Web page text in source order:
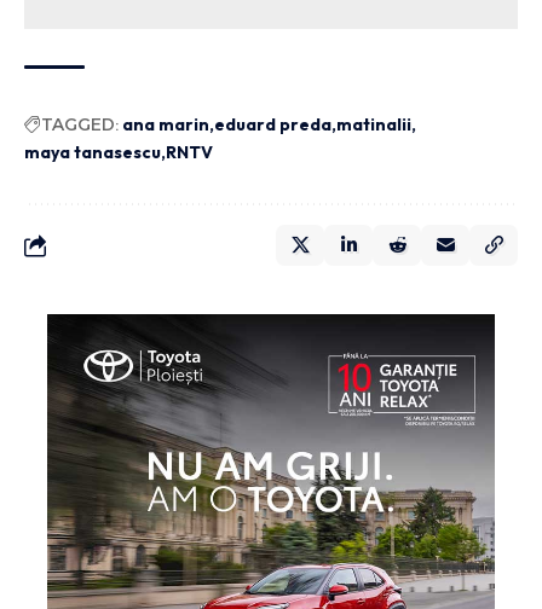
TAGGED: ana marin eduard preda matinalii
maya tanasescu RNTV